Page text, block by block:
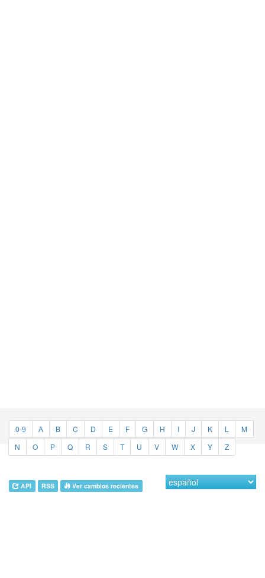
0-9 A B C D E F G H I J K L
M
N
O P Q R S T U V W X Y Z
API RSS Ver cambios recientes